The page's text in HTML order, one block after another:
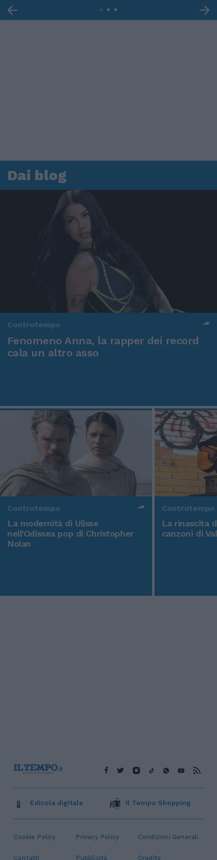
Dai blog
Controtempo
Fenomeno Anna, la rapper dei record
cala un altro asso
Controtempo
La modernità di Ulisse
nell'Odissea pop di Christopher
Nolan
Controtempo
La rinascita
canzoni di
Cookie Policy Privacy Policy Condizioni Generali
Contatti Pubblicità Credits
Edicola digitale Il Tempo Shopping